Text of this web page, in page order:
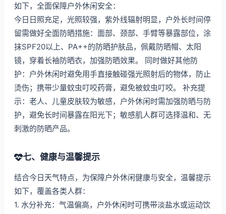
如下，全面保障户外休闲安全：
今日日照充足，光照较强，紫外线辐射明显，户外长时间停
留需做好全面防晒措施：面部、颈部、手臂等暴露部位，涂
抹SPF20以上、PA++的防晒护肤品，佩戴防晒帽、太阳
镜，穿着长袖防晒衣，加强防晒效果。 同时做好其他防
护：户外休闲时避免用手直接触碰强光照射后的物体，防止
烫伤；携带少量蚊虫叮咬药膏，避免被蚊虫叮咬。 补充提
示：老人、儿童皮肤较为敏感，户外休闲时需加强防晒与防
护，避免长时间暴露在阳光下；敏感肌人群可选择温和、无
刺激的防晒产品。
七、健康与温馨提示
结合今日天气特点，为保障户外休闲健康与安全，温馨提示
如下，覆盖各类人群：
1. 水分补充：气温偏高，户外休闲时可携带淡盐水或运动饮